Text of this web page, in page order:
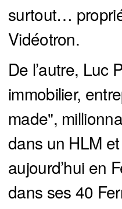
surtout…
Vidéotron.
De l’autre, Luc
immobilier,
made",
dans un HLM
aujourd’hui en
dans ses 40